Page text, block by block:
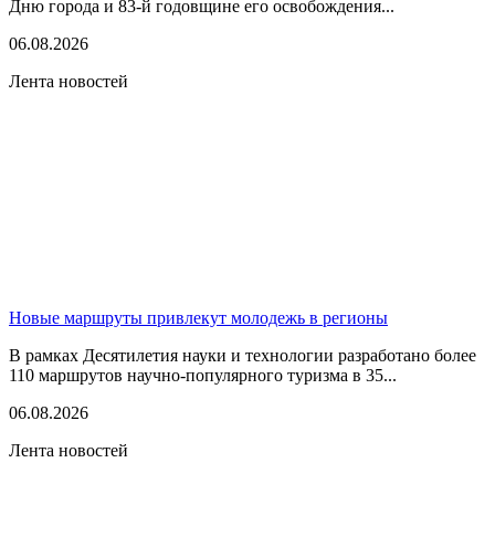
Дню города и 83-й годовщине его освобождения...
06.08.2026
Лента новостей
Новые маршруты привлекут молодежь в регионы
В рамках Десятилетия науки и технологии разработано более
110 маршрутов научно-популярного туризма в 35...
06.08.2026
Лента новостей